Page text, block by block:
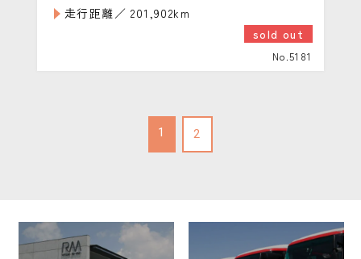
走行距離／ 201,902km
sold out
No.5181
1 2